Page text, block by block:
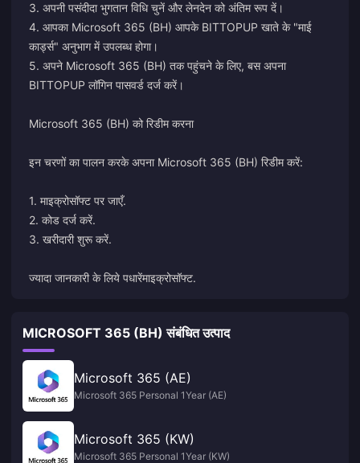
3. अपनी पसंदीदा भुगतान विधि चुनें और लेनदेन को अंतिम रूप दें।
4. आपका Microsoft 365 (BH) आपके BITTOPUP खाते के "माई
कार्ड्स" अनुभाग में उपलब्ध होगा।
5. अपने Microsoft 365 (BH) तक पहुंचने के लिए, बस अपना
BITTOPUP लॉगिन पासवर्ड दर्ज करें।
Microsoft 365 (BH) को रिडीम करना
इन चरणों का पालन करके अपना Microsoft 365 (BH) रिडीम करें:
1. माइक्रोसॉफ्ट पर जाएँ.
2. कोड दर्ज करें.
3. खरीदारी शुरू करें.
ज्यादा जानकारी के लिये पधारेंमाइक्रोसॉफ्ट.
MICROSOFT 365 (BH) संबंधित उत्पाद
Microsoft 365 (AE)
Microsoft 365 Personal 1Year (AE)
Microsoft 365 (KW)
Microsoft 365 Personal 1Year (KW)